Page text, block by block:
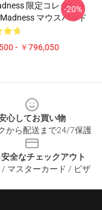
限定コレクショ
マウスパッド
- ￥796,050
-20%
心してお買い物
から配送まで24/7保護
全なチェックアウト
/ マスターカード / ビザ